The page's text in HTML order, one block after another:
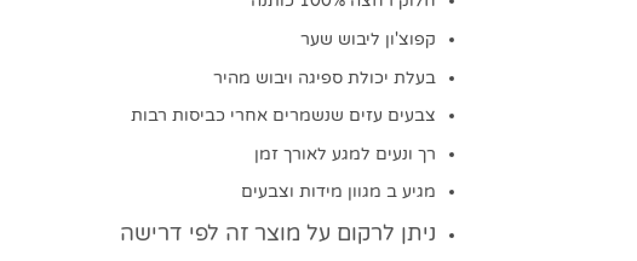
קפוצ'ון ליבוש שער
בעלת יכולת ספיגה ויבוש מהיר
צבעים עזים שנשמרים אחרי כביסות רבות
רך ונעים למגע לאורך זמן
מגיע ב מגוון מידות וצבעים
ניתן לרקום על מוצר זה לפי דרישה